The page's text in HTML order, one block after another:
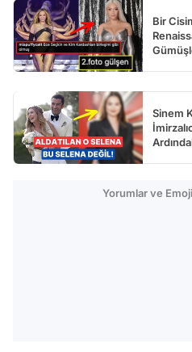
Bir
Sinem
Yorumlar ve